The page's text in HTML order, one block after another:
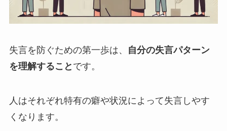
失言を防ぐための第一歩は、
自分の失言パターン
を理解すること です。
人はそれぞれ特有の癖や状況によって失言しやす
くなります。